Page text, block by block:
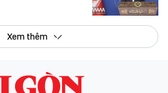
Xem thêm